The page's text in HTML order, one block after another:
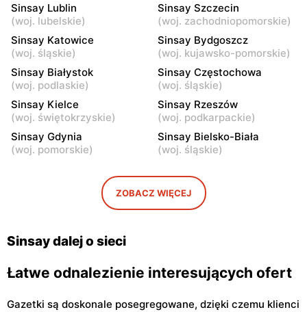
Grodzisk Mazowiecki, ul.
Rzemieślnicza 22
Mińsk Mazowiecki, ul.
Konstytucji 3 Maja 5
Sinsay
Żyrardów, ul. Kilińskiego 9
Sinsay
Żyrardów, ul. Lniarska 4
Sinsay
Sochaczew, ul. Wójtówka
2B
Sinsay
Sochaczew, ul.
Warszawska 119
Sinsay Sinsay
Wyklętych 12
Władysławowo 68
Sinsay Lublin
(woj. lubelskie)
Sinsay Szczecin
(woj. zachodniopomorskie)
Sinsay Katowice
(woj. śląskie)
Sinsay Bydgoszcz
(woj. kujawsko-pomorskie)
Sinsay Białystok
(woj. podlaskie)
Sinsay Częstochowa
(woj. śląskie)
Sinsay Kielce
(woj. świętokrzyskie)
Sinsay Rzeszów
(woj. podkarpackie)
Sinsay Gdynia
(woj. pomorskie)
Sinsay Bielsko-Biała
(woj. śląskie)
ZOBACZ WIĘCEJ
Sinsay dalej o sieci
Łatwe odnalezienie interesujących ofert
Gazetki są doskonale posegregowane, dzięki czemu klienci